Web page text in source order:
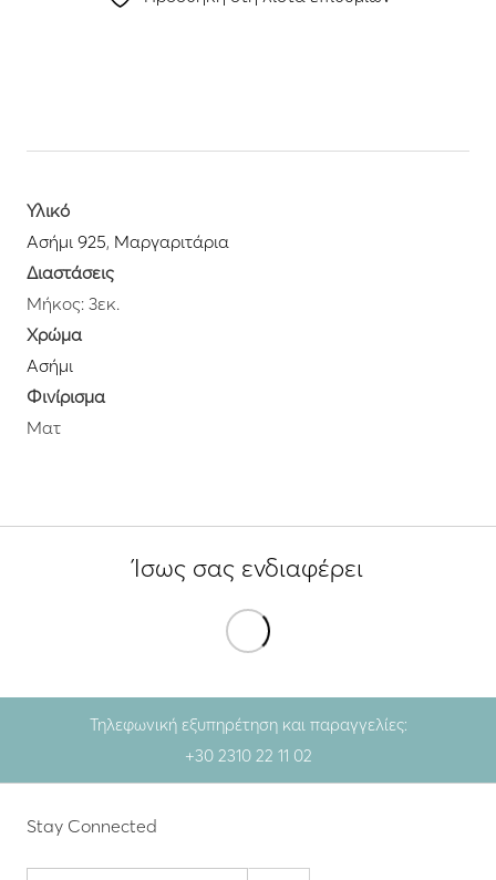
Υλικό
Ασήμι 925, Μαργαριτάρια
Διαστάσεις
Μήκος: 3εκ.
Χρώμα
Ασήμι
Φινίρισμα
Ματ
Ίσως σας ενδιαφέρει
Τηλεφωνική εξυπηρέτηση και παραγγελίες:
+30 2310 22 11 02
Stay Connected